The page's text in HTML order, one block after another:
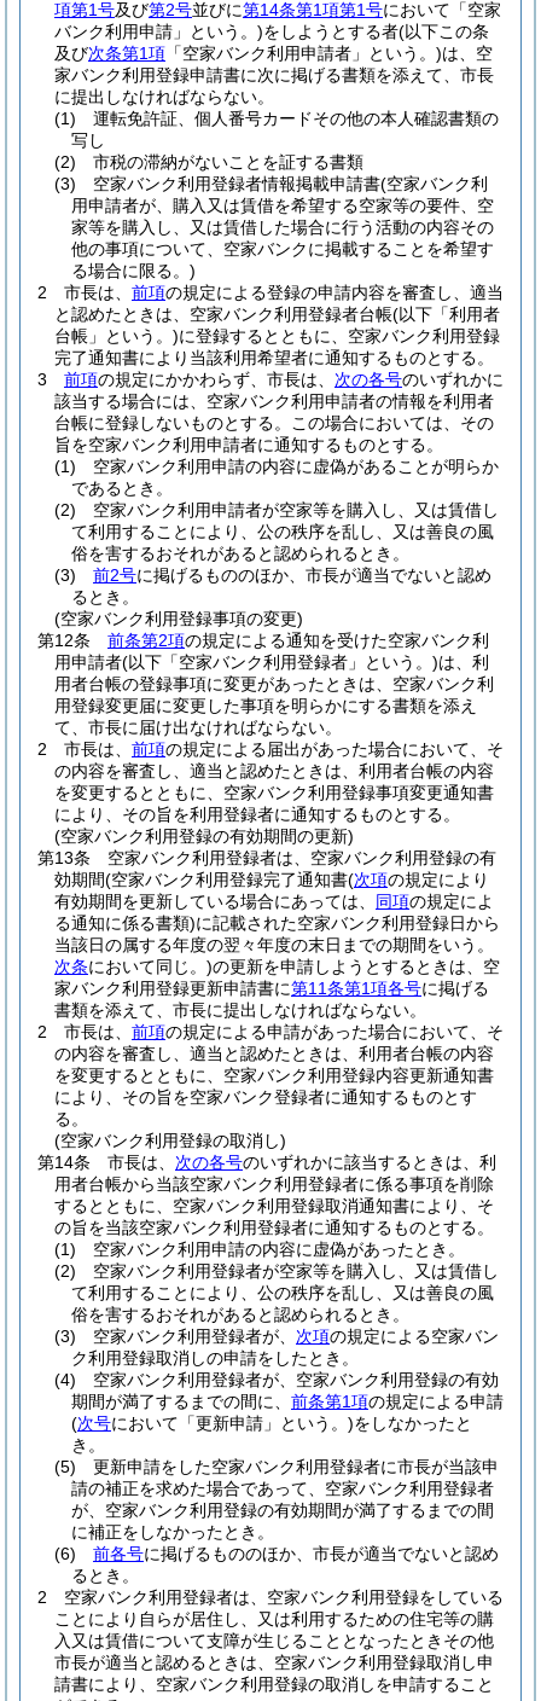
項第1号及び第2号並びに第14条第1項第1号において「空家
バンク利用申請」という。)をしようとする者(以下この条
及び次条第1項 「空家バンク利用申請者」という。)は、空
家バンク利用登録申請書に次に掲げる書類を添えて、市長
に提出しなければならない。
(1)
運転免許証、個人番号カードその他の本人確認書類の
写し
(2)
市税の滞納がないことを証する書類
(3)
空家バンク利用登録者情報掲載申請書(空家バンク利
用申請者が、購入又は賃借を希望する空家等の要件、空
家等を購入し、又は賃借した場合に行う活動の内容その
他の事項について、空家バンクに掲載することを希望す
る場合に限る。)
2
市長は、 前項の規定による登録の申請内容を審査し、適当
と認めたときは、空家バンク利用登録者台帳(以下「利用者
台帳」という。)に登録するとともに、空家バンク利用登録
完了通知書により当該利用希望者に通知するものとする。
3
前項の規定にかかわらず、市長は、 次の各号のいずれかに
該当する場合には、空家バンク利用申請者の情報を利用者
台帳に登録しないものとする。
この場合においては、その
旨を空家バンク利用申請者に通知するものとする。
(1)
空家バンク利用申請の内容に虚偽があることが明らか
であるとき。
(2)
空家バンク利用申請者が空家等を購入し、又は賃借し
て利用することにより、公の秩序を乱し、又は善良の風
俗を害するおそれがあると認められるとき。
(3)
前2号に掲げるもののほか、市長が適当でないと認め
るとき。
(空家バンク利用登録事項の変更)
第12条
前条第2項の規定による通知を受けた空家バンク利
用申請者(以下「空家バンク利用登録者」という。)は、利
用者台帳の登録事項に変更があったときは、空家バンク利
用登録変更届に変更した事項を明らかにする書類を添え
て、市長に届け出なければならない。
2
市長は、 前項の規定による届出があった場合において、そ
の内容を審査し、適当と認めたときは、利用者台帳の内容
を変更するとともに、空家バンク利用登録事項変更通知書
により、その旨を利用登録者に通知するものとする。
(空家バンク利用登録の有効期間の更新)
第13条
空家バンク利用登録者は、空家バンク利用登録の有
効期間(空家バンク利用登録完了通知書(次項の規定により
有効期間を更新している場合にあっては、 同項の規定によ
る通知に係る書類)に記載された空家バンク利用登録日から
当該日の属する年度の翌々年度の末日までの期間をいう。
次条において同じ。)の更新を申請しようとするときは、空
家バンク利用登録更新申請書に第11条第1項各号に掲げる
書類を添えて、市長に提出しなければならない。
2
市長は、 前項の規定による申請があった場合において、そ
の内容を審査し、適当と認めたときは、利用者台帳の内容
を変更するとともに、空家バンク利用登録内容更新通知書
により、その旨を空家バンク登録者に通知するものとす
る。
(空家バンク利用登録の取消し)
第14条
市長は、 次の各号のいずれかに該当するときは、利
用者台帳から当該空家バンク利用登録者に係る事項を削除
するとともに、空家バンク利用登録取消通知書により、そ
の旨を当該空家バンク利用登録者に通知するものとする。
(1)
空家バンク利用申請の内容に虚偽があったとき。
(2)
空家バンク利用登録者が空家等を購入し、又は賃借し
て利用することにより、公の秩序を乱し、又は善良の風
俗を害するおそれがあると認められるとき。
(3)
空家バンク利用登録者が、 次項の規定による空家バン
ク利用登録取消しの申請をしたとき。
(4)
空家バンク利用登録者が、空家バンク利用登録の有効
期間が満了するまでの間に、 前条第1項の規定による申請
(次号において「更新申請」という。)をしなかったと
き。
(5)
更新申請をした空家バンク利用登録者に市長が当該申
請の補正を求めた場合であって、空家バンク利用登録者
が、空家バンク利用登録の有効期間が満了するまでの間
に補正をしなかったとき。
(6)
前各号に掲げるもののほか、市長が適当でないと認め
るとき。
2
空家バンク利用登録者は、空家バンク利用登録をしている
ことにより自らが居住し、又は利用するための住宅等の購
入又は賃借について支障が生じることとなったときその他
市長が適当と認めるときは、空家バンク利用登録取消し申
請書により、空家バンク利用登録の取消しを申請すること